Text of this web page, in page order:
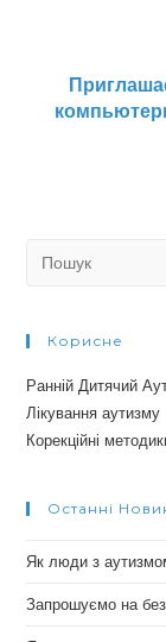
Корисне
Ранній Дитячий
Лікування аутизму
Корекційні
Останні
Як люди з
Запрошуємо на